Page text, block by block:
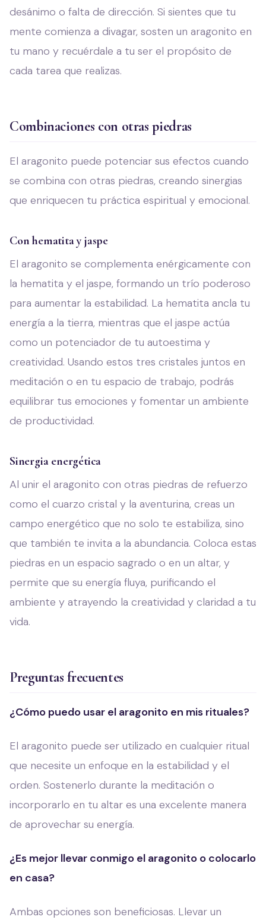
desánimo o falta de dirección. Si sientes que tu
mente comienza a divagar, sosten un aragonito en
tu mano y recuérdale a tu ser el propósito de
cada tarea que realizas.
Combinaciones con otras piedras
El aragonito puede potenciar sus efectos cuando
se combina con otras piedras, creando sinergias
que enriquecen tu práctica espiritual y emocional.
Con hematita y jaspe
El aragonito se complementa enérgicamente con
la hematita y el jaspe, formando un trío poderoso
para aumentar la estabilidad. La hematita ancla tu
energía a la tierra, mientras que el jaspe actúa
como un potenciador de tu autoestima y
creatividad. Usando estos tres cristales juntos en
meditación o en tu espacio de trabajo, podrás
equilibrar tus emociones y fomentar un ambiente
de productividad.
Sinergia energética
Al unir el aragonito con otras piedras de refuerzo
como el cuarzo cristal y la aventurina, creas un
campo energético que no solo te estabiliza, sino
que también te invita a la abundancia. Coloca estas
piedras en un espacio sagrado o en un altar, y
permite que su energía fluya, purificando el
ambiente y atrayendo la creatividad y claridad a tu
vida.
Preguntas frecuentes
¿Cómo puedo usar el aragonito en mis rituales?
El aragonito puede ser utilizado en cualquier ritual
que necesite un enfoque en la estabilidad y el
orden. Sostenerlo durante la meditación o
incorporarlo en tu altar es una excelente manera
de aprovechar su energía.
¿Es mejor llevar conmigo el aragonito o colocarlo
en casa?
Ambas opciones son beneficiosas. Llevar un